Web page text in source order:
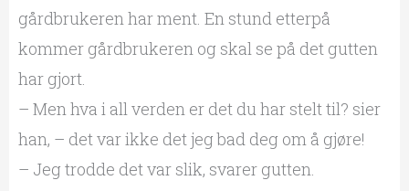
gårdbrukeren har ment. En stund etterpå
kommer gårdbrukeren og skal se på det gutten
har gjort.
– Men hva i all verden er det du har stelt til? sier
han, – det var ikke det jeg bad deg om å gjøre!
– Jeg trodde det var slik, svarer gutten.